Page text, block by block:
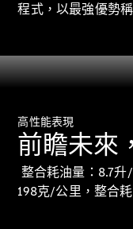
程式，以最強優勢
高性能表現
前瞻未來
整合耗油量：8.7升
198克/公里，整合